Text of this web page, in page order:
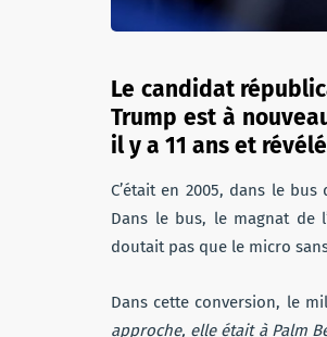
Le candidat
Trump est à
il y a 11 ans et
C’était en 2005, dans le
Dans le bus, le magnat de
doutait pas que le micro
Dans cette conversion, le
approche, elle était à Palm